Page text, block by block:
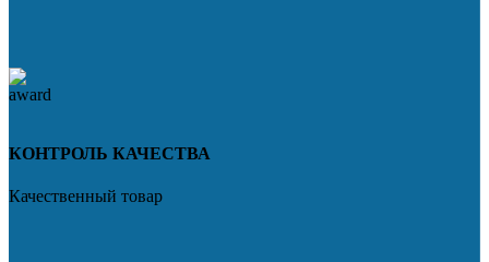
КОНТРОЛЬ КАЧЕСТВА
Качественный товар